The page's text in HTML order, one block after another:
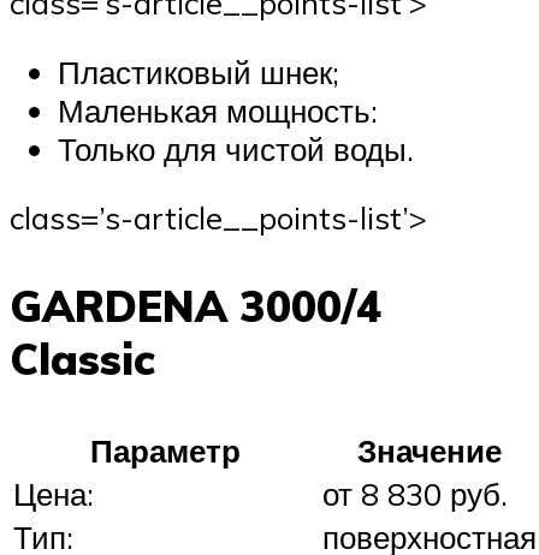
Пластиковый шнек;
Маленькая мощность:
Только для чистой воды.
class=’s-article__points-list’>
GARDENA 3000/4
Classic
Параметр
Значение
Цена:
от 8 830 руб.
Тип:
поверхностная